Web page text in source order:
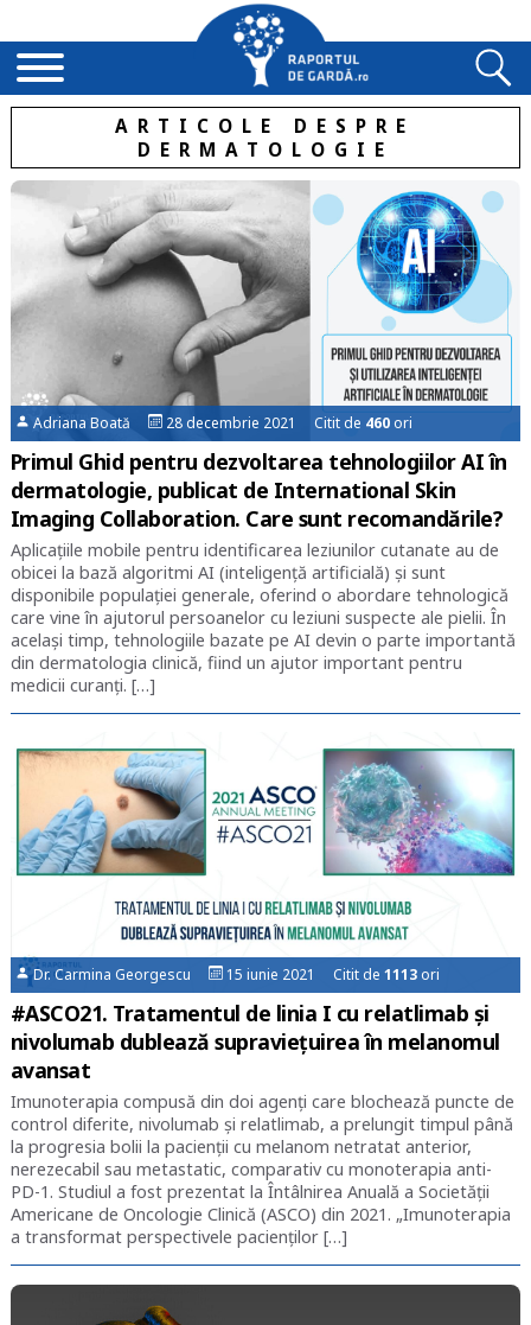
ARTICOLE DESPRE
DERMATOLOGIE
Adriana Boată 28 decembrie 2021 Citit de 460 ori
Primul Ghid pentru dezvoltarea tehnologiilor AI în
dermatologie, publicat de International Skin
Imaging Collaboration. Care sunt recomandările?
Aplicațiile mobile pentru identificarea leziunilor cutanate au de
obicei la bază algoritmi AI (inteligență artificială) și sunt
disponibile populației generale, oferind o abordare tehnologică
care vine în ajutorul persoanelor cu leziuni suspecte ale pielii. În
același timp, tehnologiile bazate pe AI devin o parte importantă
din dermatologia clinică, fiind un ajutor important pentru
medicii curanți. […]
Dr. Carmina Georgescu 15 iunie 2021 Citit de1113 ori
#ASCO21. Tratamentul de linia I cu relatlimab și
nivolumab dublează supraviețuirea în melanomul
avansat
Imunoterapia compusă din doi agenți care blochează puncte de
control diferite, nivolumab și relatlimab, a prelungit timpul până
la progresia bolii la pacienții cu melanom netratat anterior,
nerezecabil sau metastatic, comparativ cu monoterapia anti-
PD-1. Studiul a fost prezentat la Întâlnirea Anuală a Societății
Americane de Oncologie Clinică (ASCO) din 2021. „Imunoterapia
a transformat perspectivele pacienților […]